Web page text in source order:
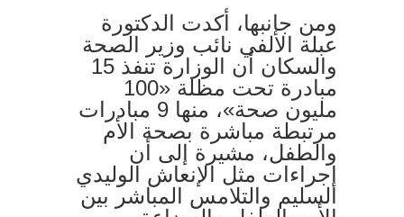
ومن جانبها، أكدت الدكتورة
عبلة الألفي نائب وزير الصحة
والسكان أن الوزارة تنفذ 15
مبادرة تحت مظلة «100
مليون صحة»، منها 9 مبادرات
مرتبطة مباشرة بصحة الأم
والطفل، مشيرة إلى أن
إجراءات مثل الإنعاش الوليدي
السليم والتلامس المباشر بين